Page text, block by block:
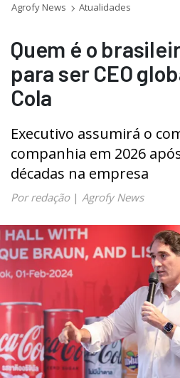
Agrofy News Atualidades
Quem é o
para ser CEO
Cola
Executivo assumirá o
companhia em 2026
décadas na empresa
Por redação| Agrofy News